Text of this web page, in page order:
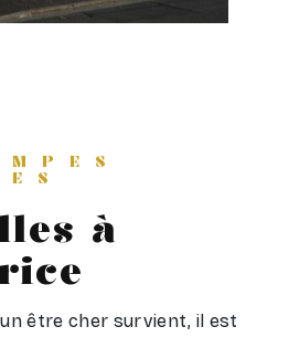
à
être cher survient, il est